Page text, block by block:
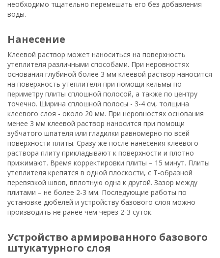
необходимо тщательно перемешать его без добавления
воды.
нанесение
Клеевой раствор может наноситься на поверхность
утеплителя различными способами. При неровностях
основания глубиной более 3 мм клеевой раствор наносится
на поверхность утеплителя при помощи кельмы по
периметру плиты сплошной полосой, а также по центру
точечно. Ширина сплошной полосы - 3-4 см, толщина
клеевого слоя - около 20 мм. При неровностях основания
менее 3 мм клеевой раствор наносится при помощи
зубчатого шпателя или гладилки равномерно по всей
поверхности плиты. Сразу же после нанесения клеевого
раствора плиту прикладывают к поверхности и плотно
прижимают. Время корректировки плиты – 15 минут. Плиты
утеплителя крепятся в одной плоскости, с Т-образной
перевязкой швов, вплотную одна к другой. Зазор между
плитами – не более 2-3 мм. Последующие работы по
установке дюбелей и устройству базового слоя можно
производить не ранее чем через 2-3 суток.
устройство армированного базового
штукатурного слоя